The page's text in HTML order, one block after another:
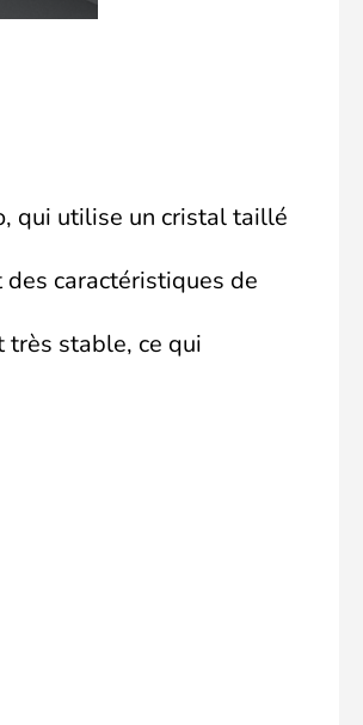
qui utilise un cristal taillé
caractéristiques de
très stable, ce qui